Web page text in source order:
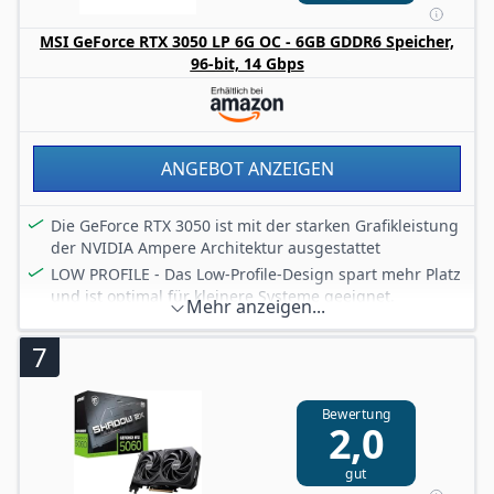
anspruchvolles Gaming wird.
Empfohlen wird ein Netzteil mit min. 550W und die
aktuellsten Treiber zu installieren.
MSI GeForce RTX 3050 LP 6G OC - 6GB GDDR6 Speicher,
96-bit, 14 Gbps
ANGEBOT ANZEIGEN
Die GeForce RTX 3050 ist mit der starken Grafikleistung
der NVIDIA Ampere Architektur ausgestattet
LOW PROFILE - Das Low-Profile-Design spart mehr Platz
und ist optimal für kleinere Systeme geeignet.
DisplayPort x 1 (v1.4a) HDMI x 2 (unterstützt 4K@120Hz
wie in HDMI 2.1 spezifiziert)
Boost: 1492 MHz; 6GB GDDR6
Die 2 Slot-Karte (PCIe 4.0 x8) wiegt nur 311 Gramm und
hat eine empfohlene PSU-Leistung von 300Watt oder
mehr (8-Pin, 70W Leistungsaufnahme).
Mehr anzeigen...
7
Bewertung
2,0
gut